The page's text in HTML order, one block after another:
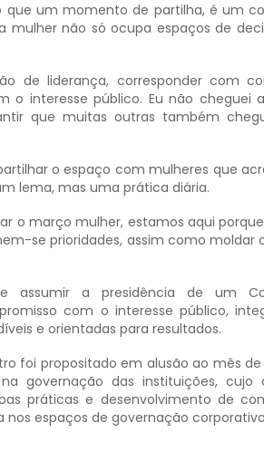
que um momento de partilha, é um
mulher não só ocupa espaços de
de liderança, corresponder com
o interesse público. Eu não cheguei
que muitas outras também
o espaço com mulheres que
lema, mas uma prática diária.
o março mulher, estamos aqui
se prioridades, assim como moldar
assumir a presidência de um
com o interesse público,
e orientadas para resultados.
foi propositado em alusão ao mês
governação das instituições, cujo
práticas e desenvolvimento de
espaços de governação